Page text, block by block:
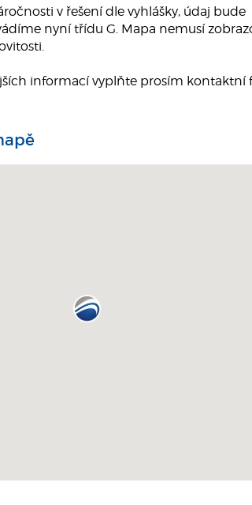
v řešení dle vyhlášky, údaj bude
nyní třídu G. Mapa nemusí
informací vyplňte prosím kontaktní